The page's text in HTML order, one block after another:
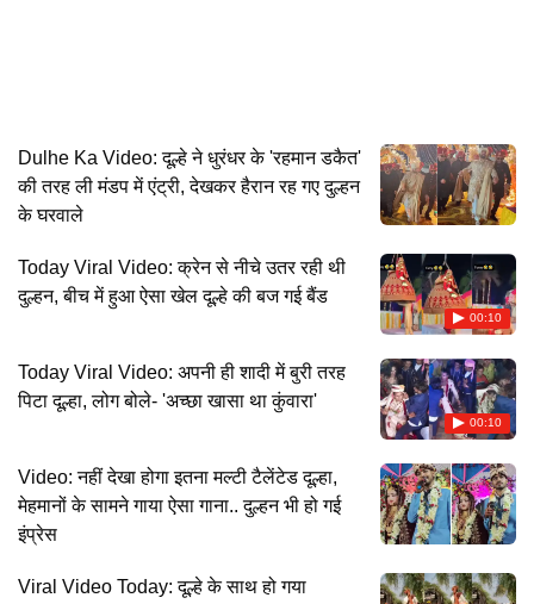
Dulhe Ka Video: दूल्हे ने धुरंधर के 'रहमान डकैत'
की तरह ली मंडप में एंट्री, देखकर हैरान रह गए दुल्हन
के घरवाले
00:10
Today Viral Video: क्रेन से नीचे उतर रही थी
दुल्हन, बीच में हुआ ऐसा खेल दूल्हे की बज गई बैंड
00:10
Today Viral Video: अपनी ही शादी में बुरी तरह
पिटा दूल्हा, लोग बोले- 'अच्छा खासा था कुंवारा'
Video: नहीं देखा होगा इतना मल्टी टैलेंटेड दूल्हा,
मेहमानों के सामने गाया ऐसा गाना.. दुल्हन भी हो गई
इंप्रेस
Viral Video Today: दूल्हे के साथ हो गया